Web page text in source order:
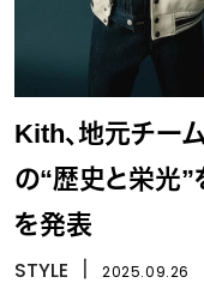
Kith、地元チーム
の“歴史と栄光”
を発表
STYLE 2025.09.26